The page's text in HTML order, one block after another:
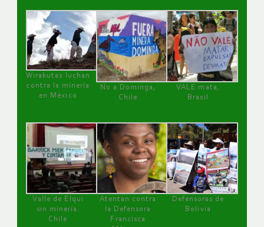
Wirakutas luchan
contra la minería
en México
No a Dominga,
Chile
VALE mata,
Brasil
Valle de Elqui
sin minería.
Chile
Atentan contra
la Defensora
Francisca
Defensoras de
Bolivia